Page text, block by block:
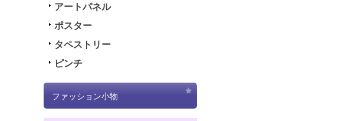
アートパネル
ポスター
タペストリー
ピンチ
ファッション小物